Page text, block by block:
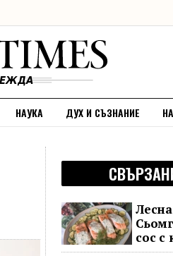
НАУКА ДУХ И СЪЗНАНИЕ
сос с